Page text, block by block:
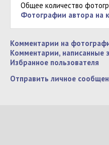
Общее количество
Фотографии автора на
Комментарии на
Комментарии, написанные
Избранное пользователя
Отправить личное